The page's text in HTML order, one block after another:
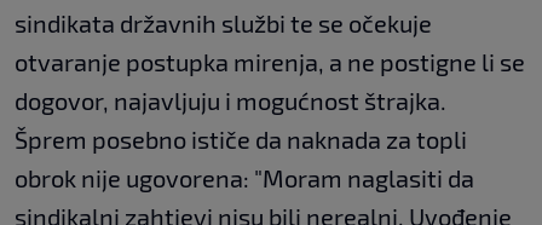
sindikata državnih službi te se očekuje
otvaranje postupka mirenja, a ne postigne li se
dogovor, najavljuju i mogućnost štrajka.
Šprem posebno ističe da naknada za topli
obrok nije ugovorena: "Moram naglasiti da
sindikalni zahtjevi nisu bili nerealni. Uvođenje